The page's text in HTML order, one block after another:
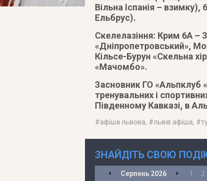
Вільна Іспанія –
Ельбрус).
Скелелазіння: Крим 6А –
«Дніпропетровський»,
Кільсе-Бурун «Скельна
«Мачомбо».
Засновник ГО «Альпклуб
тренувальних і
Південному Кавказі, в
#афіша львова, #львів афіша, #
ЗНАЙДІТЬ СВОЮ
Серпень 2026 1 2